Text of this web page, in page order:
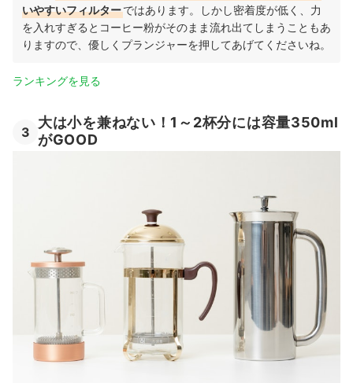
いやすいフィルターではあります。しかし密着度が低く、力
を入れすぎるとコーヒー粉がそのまま流れ出てしまうこともあ
りますので、優しくプランジャーを押してあげてくださいね。
ランキングを見る
3
大は小を兼ねない！1～2杯分には容量350ml
がGOOD